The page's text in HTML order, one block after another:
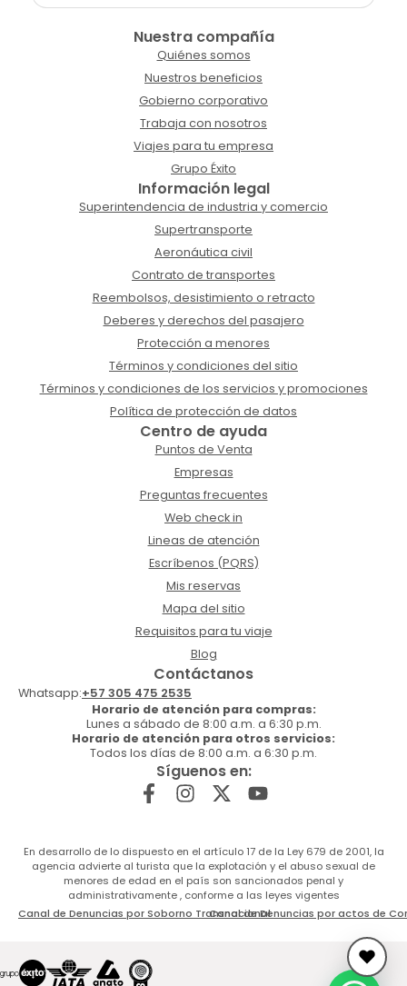
Nuestra compañía
Quiénes somos
Nuestros beneficios
Gobierno corporativo
Trabaja con nosotros
Viajes para tu empresa
Grupo Éxito
Información legal
Superintendencia de industria y comercio
Supertransporte
Aeronáutica civil
Contrato de transportes
Reembolsos, desistimiento o retracto
Deberes y derechos del pasajero
Protección a menores
Términos y condiciones del sitio
Términos y condiciones de los servicios y promociones
Política de protección de datos
Centro de ayuda
Puntos de Venta
Empresas
Preguntas frecuentes
Web check in
Lineas de atención
Escríbenos (PQRS)
Mis reservas
Mapa del sitio
Requisitos para tu viaje
Blog
Contáctanos
Whatsapp:+57 305 475 2535
Horario de atención para compras:
Lunes a sábado de 8:00 a.m. a 6:30 p.m.
Horario de atención para otros servicios:
Todos los días de 8:00 a.m. a 6:30 p.m.
Síguenos en:
En desarrollo de lo dispuesto en el artículo 17 de la Ley 679 de 2001, la
agencia advierte al turista que la explotación y el abuso sexual de
menores de edad en el país son sancionados penal y
administrativamente , conforme a las leyes vigentes
Canal de Denuncias por Soborno TransnacionalCanal de Denuncias por actos de